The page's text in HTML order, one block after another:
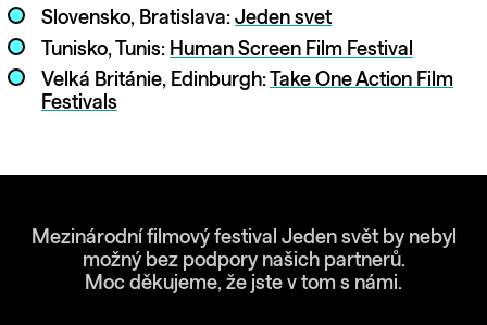
Slovensko, Bratislava: Jeden svet
Tunisko, Tunis: Human Screen Film Festival
Velká Británie, Edinburgh:
Take One Action Film
Festivals
Mezinárodní filmový festival Jeden svět by nebyl
možný bez podpory našich partnerů.
Moc děkujeme, že jste v tom s námi.